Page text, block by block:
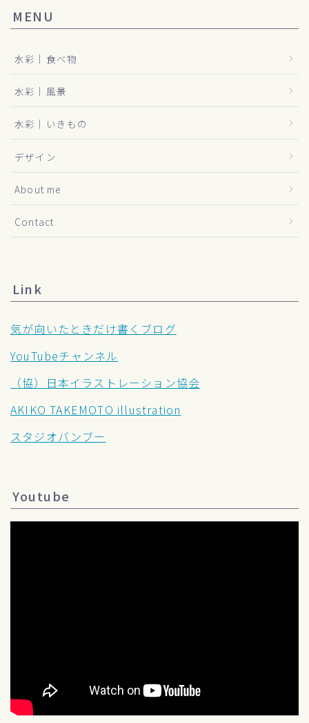
MENU
水彩｜食べ物
水彩｜風景
水彩｜いきもの
デザイン
About me
Contact
Link
気が向いたときだけ書くブログ
YouTubeチャンネル
（協）日本イラストレーション協会
AKIKO TAKEMOTO illustration
スタジオバンブー
Youtube